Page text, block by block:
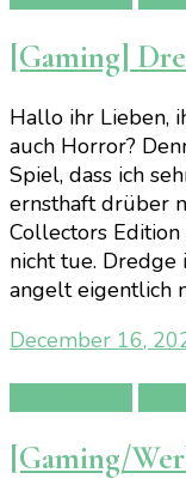
[Gaming]
Hallo ihr Lieben,
auch Horror?
Spiel, dass ich
ernsthaft drüber
Collectors
nicht tue. Dredge
angelt eigentlich
December 16,
[Gaming/